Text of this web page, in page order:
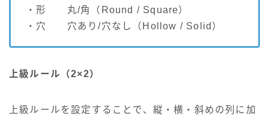
・形 丸/角（Round / Square）
・穴 穴あり/穴なし（Hollow / Solid）
上級ルール（2×2）
上級ルールを設定することで、縦・横・斜めの列に加